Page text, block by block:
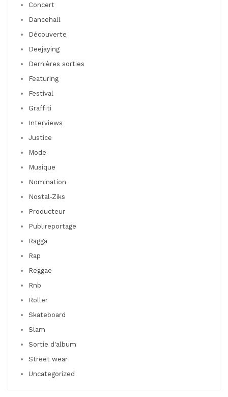
Concert
Dancehall
Découverte
Deejaying
Dernières sorties
Featuring
Festival
Graffiti
Interviews
Justice
Mode
Musique
Nomination
Nostal-Ziks
Producteur
Publireportage
Ragga
Rap
Reggae
Rnb
Roller
Skateboard
Slam
Sortie d'album
Street wear
Uncategorized